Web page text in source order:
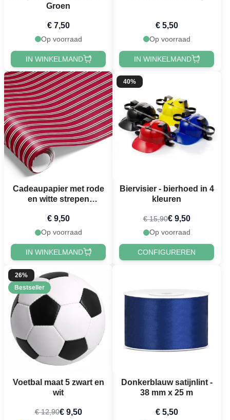
Groen
€ 7,50
Op voorraad
IN WINKELMAND
€ 5,50
Op voorraad
IN WINKELMAND
Cadeaupapier met rode
en witte strepen
500x70 cm Het Oude
Apotheek
€ 9,50
Op voorraad
IN WINKELMAND
40%
Biervisier - bierhoed in 4
kleuren
€ 15,90€ 9,50
Op voorraad
CONFIGUREREN
26%
Bestseller
Voetbal maat 5 zwart en
wit
€ 12,90€ 9,50
Donkerblauw satijnlint -
38 mm x 25 m
€ 5,50